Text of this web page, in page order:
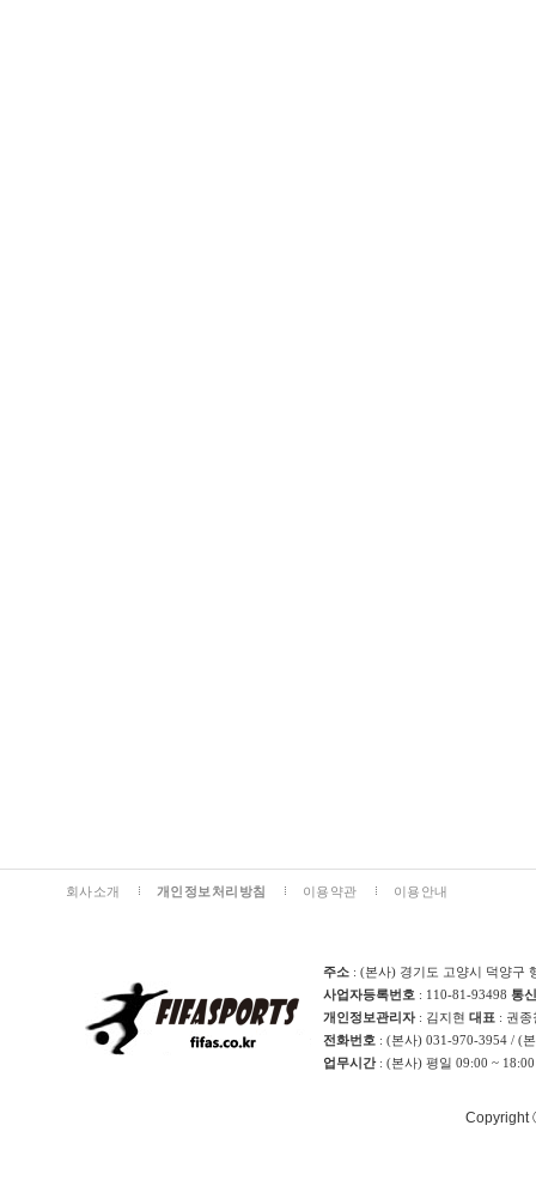
회사소개 개인정보처리방침 이용약관 이용안내
주소 : (본사) 경기도 고양시 덕양구
사업자등록번호 : 110-81-93498 통
개인정보관리자: 김지현 대표 : 권
전화번호 : (본사) 031-970-3954 / (
업무시간: (본사) 평일 09:00 ~